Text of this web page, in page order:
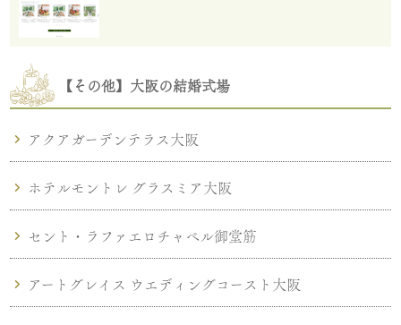
【その他】大阪の結婚式場
アクアガーデンテラス大阪
ホテルモントレ グラスミア大阪
セント・ラファエロチャペル御堂筋
アートグレイス ウエディングコースト大阪